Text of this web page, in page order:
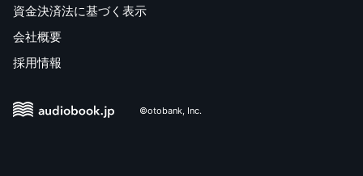
資金決済法に基づく表示
会社概要
採用情報
©otobank, Inc.